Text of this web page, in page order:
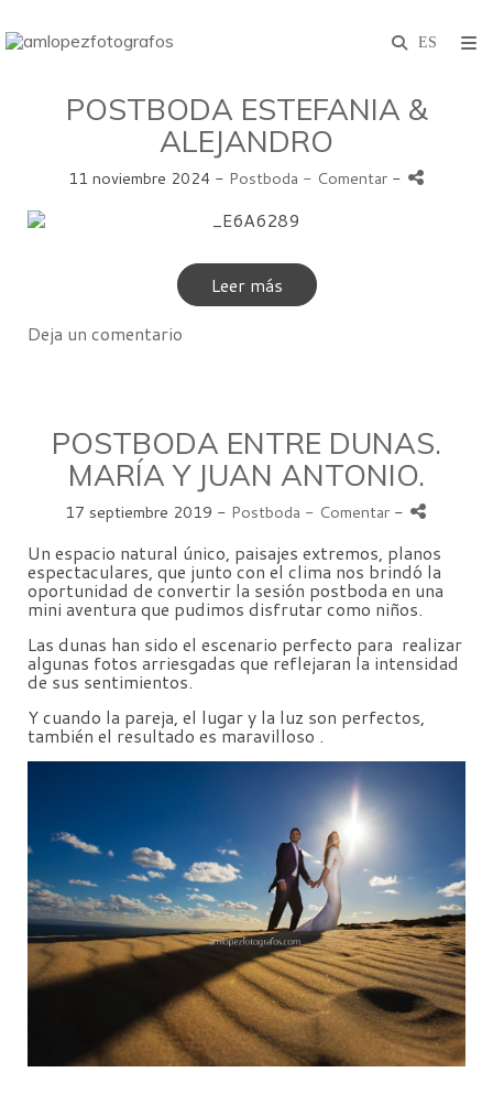
POSTBODA ESTEFANIA &
ALEJANDRO
11 noviembre 2024 - Postboda - Comentar -
Leer más
Deja un comentario
POSTBODA ENTRE DUNAS.
MARÍA Y JUAN ANTONIO.
17 septiembre 2019 - Postboda - Comentar -
Un espacio natural único, paisajes extremos, planos
espectaculares, que junto con el clima nos brindó la
oportunidad de convertir la sesión postboda en una
mini aventura que pudimos disfrutar como niños.
Las dunas han sido el escenario perfecto para realizar
algunas fotos arriesgadas que reflejaran la intensidad
de sus sentimientos.
Y cuando la pareja, el lugar y la luz son perfectos,
también el resultado es maravilloso .